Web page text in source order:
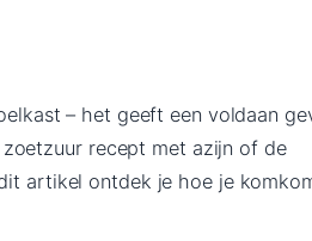
– het geeft een voldaan
recept met azijn of de
artikel ontdek je hoe je